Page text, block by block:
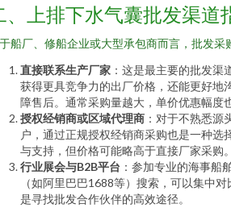
、上排下水气囊批发渠道
船厂、修船企业或大型承包商而言，批发采
直接联系生产厂家 ：这是最主要的批发
获得更具竞争力的出厂价格，还能更好地
障售后。通常采购量越大，单价优惠幅度
授权经销商或区域代理商 ：对于不熟悉源
户，通过正规授权经销商采购也是一种选
与支持，但价格可能略高于直接厂家采购。
行业展会与B2B平台 ：参加专业的海事船
（如阿里巴巴1688等）搜索，可以集中
是寻找批发合作伙伴的高效途径。